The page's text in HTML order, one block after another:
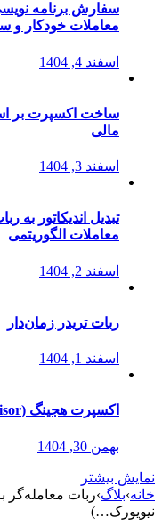
سفارش برنامه
معاملات خودکار و
اسفند 4, 1404
ساخت اکسپرت بر
مالی
اسفند 3, 1404
تبدیل اندیکاتور به
معاملات الگوریتمی
اسفند 2, 1404
ربات تریدر زمان‌دار
اسفند 1, 1404
اکسپرت هجینگ (Hedging Expert Advisor)
بهمن 30, 1404
نمایش بیشتر
خانه›بلاگ›ربات معامله‌گر
نیویورک…)